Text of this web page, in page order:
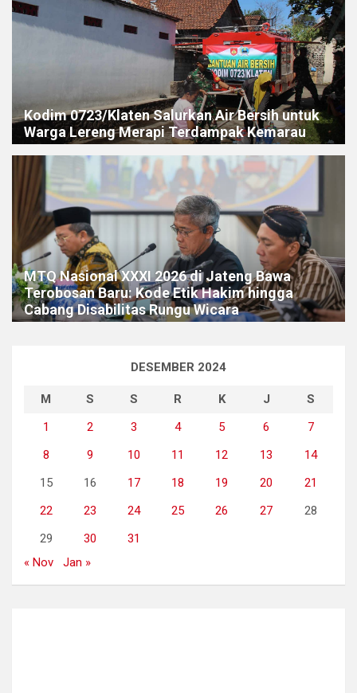
Kodim 0723/Klaten Salurkan Air Bersih untuk
Warga Lereng Merapi Terdampak Kemarau
MTQ Nasional XXXI 2026 di Jateng Bawa
Terobosan Baru: Kode Etik Hakim hingga
Cabang Disabilitas Rungu Wicara
DESEMBER 2024
M S S R K J
S
1
2 3 4 5 6
7
8
9 10 11 12 13
14
15
16 17 18 19 20
21
22
23 24 25 26 27
28
29
30
31
« Nov
Jan »